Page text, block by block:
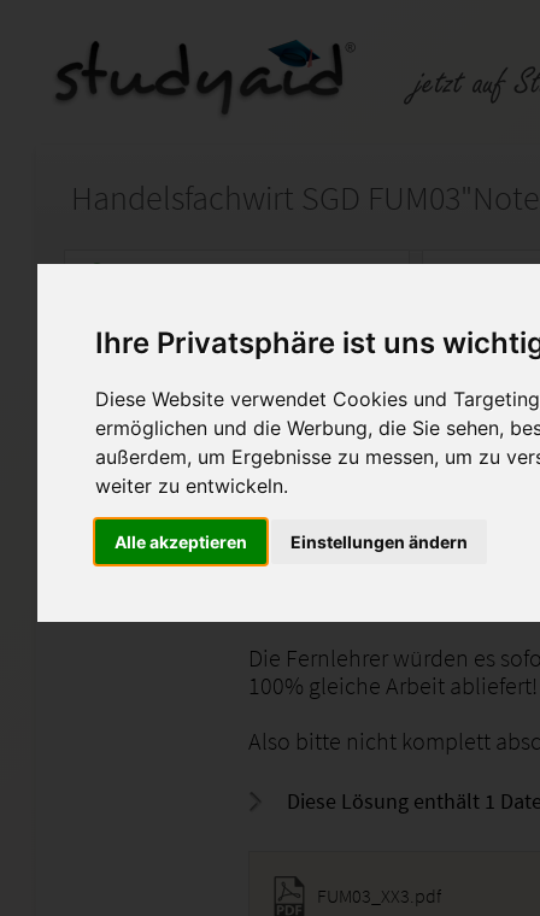
Ihre Privatsphäre ist uns
Diese Website verwendet Cookies und
ermöglichen und die Werbung, die Sie sehen,
außerdem, um Ergebnisse zu messen, um zu
weiter zu entwickeln.
Alle akzeptieren Einstellungen ändern
Handelsfachwirt SGD
Auf StudyAid.de verkaufen
Startseite Wirtschaft
FUM03 - FÜHRUNG UND
Das ist meine persönlich
mit der Benotung Note 1,0
Fernlehrer
Diese Arbeit darf nicht 1:1
Die Fernlehrer würden es
100% gleiche Arbeit abliefert!
Also bitte nicht komplett
Diese Lösung enthält 1
FUM03_XX3.pdf